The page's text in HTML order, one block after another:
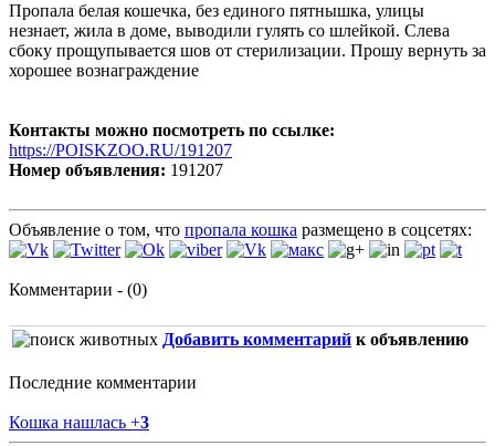
Пропала белая кошечка, без единого пятнышка, улицы
незнает, жила в доме, выводили гулять со шлейкой. Слева
сбоку прощупывается шов от стерилизации. Прошу вернуть за
хорошее вознаграждение
Контакты можно посмотреть по ссылке:
https://POISKZOO.RU/191207
Номер объявления: 191207
Объявление о том, что пропала кошка размещено в соцсетях:
Комментарии - (0)
Добавить комментарий к объявлению
Последние комментарии
Кошка нашлась +3